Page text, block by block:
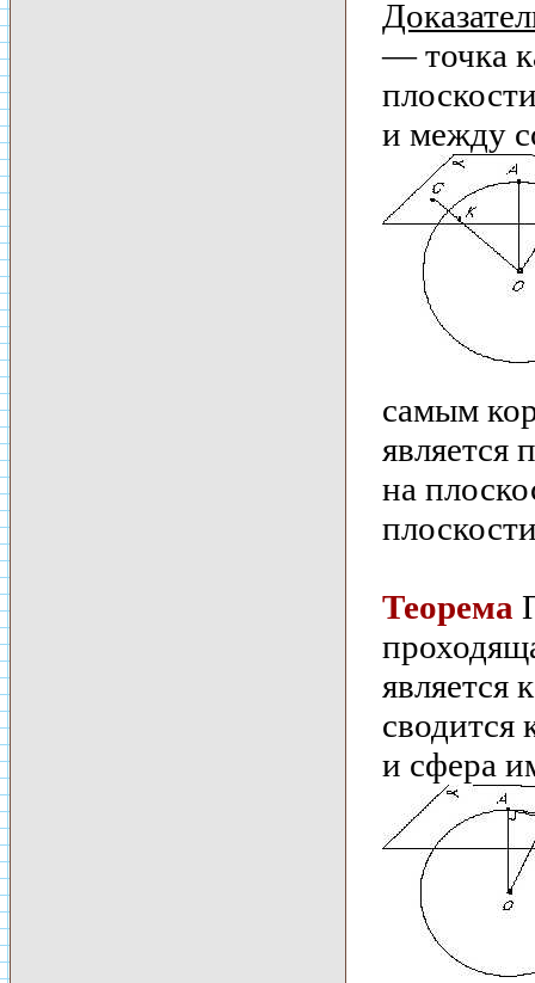
— точка
и между
самым
является
на
Теорема
является
сводится
и сфера